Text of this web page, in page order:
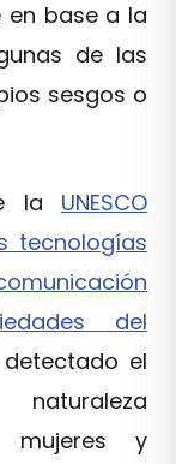
en base a la
de las
sesgos o
la UNESCO
tecnologías
del
el
mujeres y